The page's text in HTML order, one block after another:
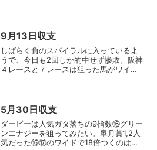
切った馬が立て続けにメ...
9月13日収支
しばらく負のスパイラルに入っているよ
うで、今日も2回しか的中せず惨敗。阪神
４レースと７レースは狙った馬がワイド
躍を見せ、5指数が1...
5月30日収支
ダービーは人気ガタ落ちの9指数⑯グリー
ンエナジーを狙ってみたい。皐月賞1,2人
気だった⑯⑰のワイドで18倍つくのは美